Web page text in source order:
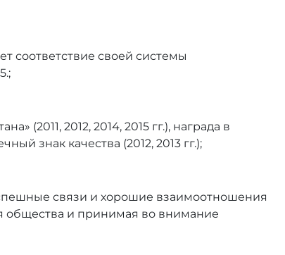
соответствие своей системы
(2011, 2012, 2014, 2015 гг.), награда в
знак качества (2012, 2013 гг.);
связи и хорошие взаимоотношения
общества и принимая во внимание